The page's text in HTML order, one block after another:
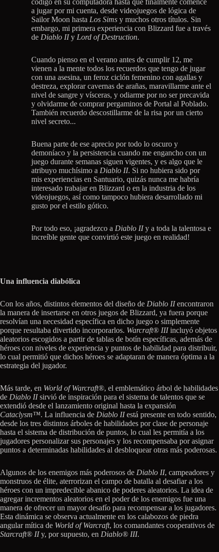
código en su computadora hasta que finalmente comencé
a jugar por mi cuenta, desde videojuegos de lógica de
Sailor Moon hasta Los Sims y muchos otros títulos. Sin
embargo, mi primera experiencia con Blizzard fue a través
de Diablo IIy Lord of Destruction.
Cuando pienso en el verano antes de cumplir 12, me
vienen a la mente todos los recuerdos que tengo de jugar
con una asesina, un feroz ciclón femenino con agallas y
destreza, explorar cavernas de arañas, maravillarme ante el
nivel de sangre y vísceras, y odiarme por no ser precavida
y olvidarme de comprar pergaminos de Portal al Poblado.
También recuerdo descostillarme de la risa por un cierto
nivel secreto...
Buena parte de ese aprecio por todo lo oscuro y
demoníaco y la persistencia cuando me engancho con un
juego durante semanas siguen vigentes, y es algo que le
atribuyo muchísimo a Diablo II. Si no hubiera sido por
mis experiencias en Santuario, quizás nunca me habría
interesado trabajar en Blizzard o en la industria de los
videojuegos, así como tampoco hubiera desarrollado mi
gusto por el estilo gótico.
Por todo eso, ¡agradezco a Diablo IIy a toda la talentosa e
increíble gente que convirtió este juego en realidad!
Una influencia diabólica
Con los años, distintos elementos del diseño de Diablo IIencontraron
la manera de insertarse en otros juegos de Blizzard, ya fuera porque
resolvían una necesidad específica en dicho juego o simplemente
porque resultaba divertido incorporarlos. Warcraft® IIIincluyó objetos
aleatorios escogidos a partir de tablas de botín específicas, además de
héroes con niveles de experiencia y puntos de habilidad para distribuir,
lo cual permitió que dichos héroes se adaptaran de manera óptima a la
estrategia del jugador.
Más tarde, en World of Warcraft®, el emblemático árbol de habilidades
de Diablo IIsirvió de inspiración para el sistema de talentos que se
extendió desde el lanzamiento original hasta la expansión
Cataclysm™. La influencia de Diablo IIestá presente en todo sentido,
desde los tres distintos árboles de habilidades por clase de personaje
hasta el sistema de distribución de puntos, lo cual les permitía a los
jugadores personalizar sus personajes y los recompensaba por asignar
puntos a determinadas habilidades al desbloquear otras más poderosas.
Algunos de los enemigos más poderosos de Diablo II, campeadores y
monstruos de élite, aterrorizan el campo de batalla al desafiar a los
héroes con un impredecible abanico de poderes aleatorios. La idea de
agregar incrementos aleatorios en el poder de los enemigos fue una
manera de ofrecer un mayor desafío para recompensar a los jugadores.
Esta dinámica se observa actualmente en los calabozos de piedra
angular mítica de World of Warcraft, los comandantes cooperativos de
Starcraft® IIy, por supuesto, en Diablo® III.